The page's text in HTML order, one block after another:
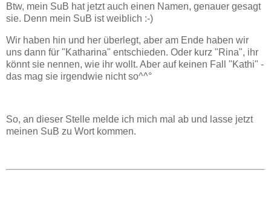
Btw, mein SuB hat jetzt auch einen Namen, genauer gesagt
sie. Denn mein SuB ist weiblich :-)
Wir haben hin und her überlegt, aber am Ende haben wir
uns dann für "Katharina" entschieden. Oder kurz "Rina", ihr
könnt sie nennen, wie ihr wollt. Aber auf keinen Fall "Kathi" -
das mag sie irgendwie nicht so^^°
So, an dieser Stelle melde ich mich mal ab und lasse jetzt
meinen SuB zu Wort kommen.